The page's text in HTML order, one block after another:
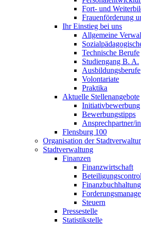
Fort- und
Frauenförderung
Ihr Einstieg bei uns
Allgemeine
Technische Berufe
Studiengang B. A.
Ausbildungsberufe
Volontariate
Praktika
Aktuelle Stellenangebote
Initiativbewerbung
Bewerbungstipps
Ansprechpartner/
Flensburg 100
Organisation der
Stadtverwaltung
Finanzen
Finanzwirtschaft
Finanzbuchhaltung
Steuern
Pressestelle
Statistikstelle